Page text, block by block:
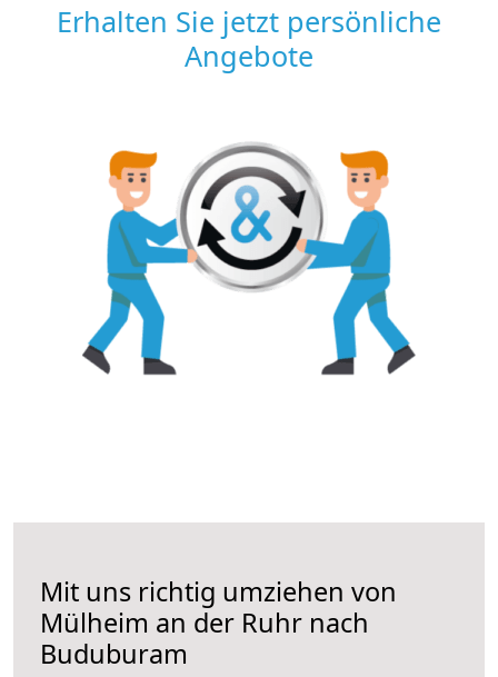
Erhalten Sie jetzt persönliche
Angebote
Mit uns richtig umziehen von
Mülheim an der Ruhr nach
Buduburam